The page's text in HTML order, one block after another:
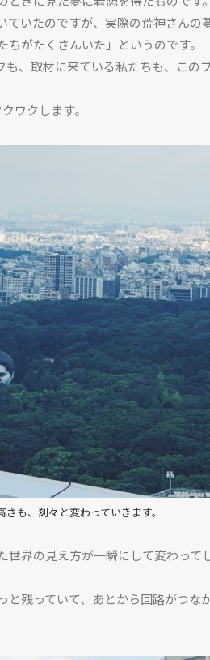
HOME
TOPICS
いたのですが、実際の荒神さんの
がたくさんいた」というのです。
、取材に来ている私たちも、この
ワクします。
も、刻々と変わっていきます。
界の見え方が一瞬にして変わって
残っていて、あとから回路がつな